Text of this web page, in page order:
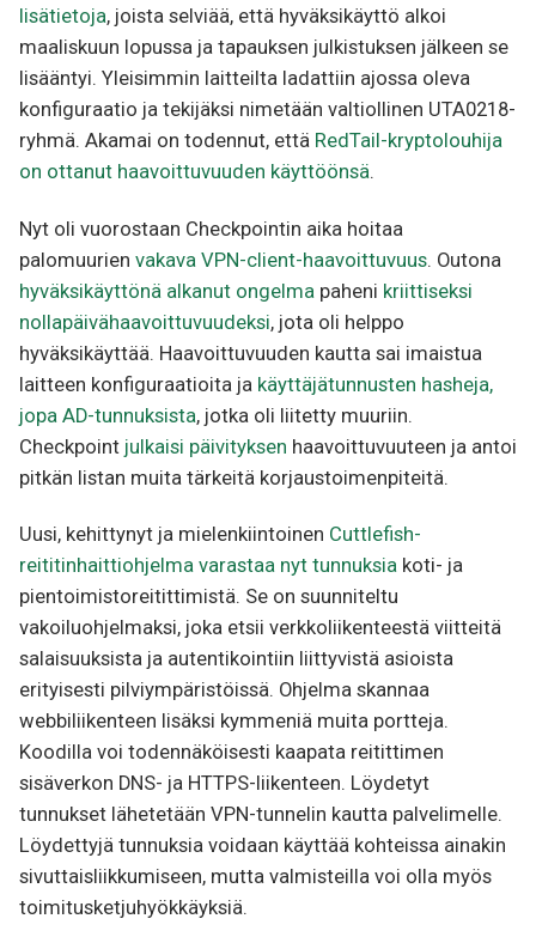
lisätietoja, joista selviää, että hyväksikäyttö alkoi
maaliskuun lopussa ja tapauksen julkistuksen jälkeen se
lisääntyi. Yleisimmin laitteilta ladattiin ajossa oleva
konfiguraatio ja tekijäksi nimetään valtiollinen UTA0218-
ryhmä. Akamai on todennut, että RedTail-kryptolouhija
on ottanut haavoittuvuuden käyttöönsä.
Nyt oli vuorostaan Checkpointin aika hoitaa
palomuurien vakava VPN-client-haavoittuvuus. Outona
hyväksikäyttönä alkanut ongelma paheni kriittiseksi
nollapäivähaavoittuvuudeksi, jota oli helppo
hyväksikäyttää. Haavoittuvuuden kautta sai imaistua
laitteen konfiguraatioita ja käyttäjätunnusten hasheja,
jopa AD-tunnuksista, jotka oli liitetty muuriin.
Checkpoint julkaisi päivityksen haavoittuvuuteen ja antoi
pitkän listan muita tärkeitä korjaustoimenpiteitä.
Uusi, kehittynyt ja mielenkiintoinen Cuttlefish-
reititinhaittiohjelma varastaa nyt tunnuksia koti- ja
pientoimistoreitittimistä. Se on suunniteltu
vakoiluohjelmaksi, joka etsii verkkoliikenteestä viitteitä
salaisuuksista ja autentikointiin liittyvistä asioista
erityisesti pilviympäristöissä. Ohjelma skannaa
webbiliikenteen lisäksi kymmeniä muita portteja.
Koodilla voi todennäköisesti kaapata reitittimen
sisäverkon DNS- ja HTTPS-liikenteen. Löydetyt
tunnukset lähetetään VPN-tunnelin kautta palvelimelle.
Löydettyjä tunnuksia voidaan käyttää kohteissa ainakin
sivuttaisliikkumiseen, mutta valmisteilla voi olla myös
toimitusketjuhyökkäyksiä.